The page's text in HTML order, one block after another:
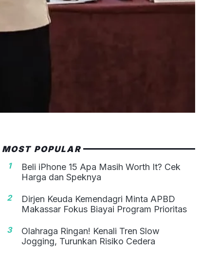
MOST POPULAR
1
Beli iPhone 15 Apa Masih Worth It? Cek
Harga dan Speknya
2
Dirjen Keuda Kemendagri Minta APBD
Makassar Fokus Biayai Program Prioritas
3
Olahraga Ringan! Kenali Tren Slow
Jogging, Turunkan Risiko Cedera